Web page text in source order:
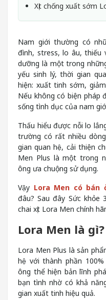
Xịt chống xuất sớm
Nam giới thường có
đình, stress, lo âu, thiếu
dưỡng là một trong
yếu sinh lý, thời gian
hiện: xuất tinh sớm,
Nếu không có biện pháp
sống tình dục của nam
Thấu hiểu được nỗi lo
trường có rất nhiều
gian quan hệ, cải thiện
Men Plus là một trong
ông ưa chuộng sử dụng.
Vậy Lora Men có bán
đâu? Sau đây Sức khỏe
chai xịt Lora Men chính
Lora Men là gì?
Lora Men Plus là sản
hệ với thành phần
ông thể hiện bản lĩnh
bạn tình nhờ có khả
gian xuất tinh hiệu quả.